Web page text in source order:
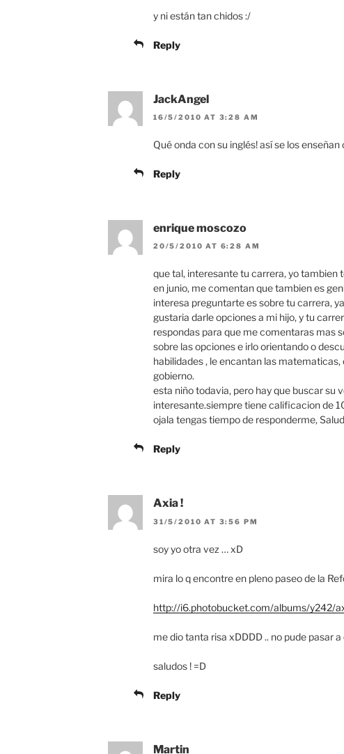
y ni están tan chidos :/
Reply
JackAngel
16/5/2010 AT 3:28 AM
Qué onda con su inglés! así se los enseñan
Reply
enrique moscozo
20/5/2010 AT 6:28 AM
que tal, interesante tu carrera, yo tambien
en junio, me comentan que tambien es
interesa preguntarte es sobre tu carrera,
gustaria darle opciones a mi hijo, y tu
respondas para que me comentaras mas
sobre las opciones e irlo orientando o
habilidades , le encantan las
gobierno.
esta niño todavia, pero hay que buscar su
interesante.siempre tiene calificacion de
ojala tengas tiempo de responderme,
Reply
Axia !
31/5/2010 AT 3:56 PM
soy yo otra vez … xD
mira lo q encontre en pleno paseo de la
http://i6.photobucket.com/albums/y242/
me dio tanta risa xDDDD .. no pude pasar
saludos ! =D
Reply
Martin